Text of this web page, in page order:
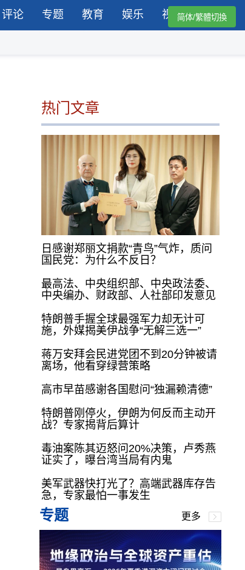
评论 专题 教育 娱乐 视频简体/繁體切換
热门文章
日感谢郑丽文捐款“青鸟”气炸，质问
国民党：为什么不反日？
最高法、中央组织部、中央政法委、
中央编办、财政部、人社部印发意见
特朗普手握全球最强军力却无计可
施，外媒揭美伊战争“无解三选一”
蒋万安拜会民进党团不到20分钟被请
离场，他看穿绿营策略
高市早苗感谢各国慰问“独漏赖清德”
特朗普刚停火，伊朗为何反而主动开
战？专家揭背后算计
毒油案陈其迈怒问20%决策，卢秀燕
证实了，曝台湾当局有内鬼
美军武器快打光了？高端武器库存告
急，专家最怕一事发生
专题 更多